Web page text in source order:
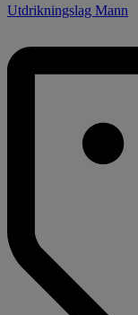
Utdrikningslag Mann